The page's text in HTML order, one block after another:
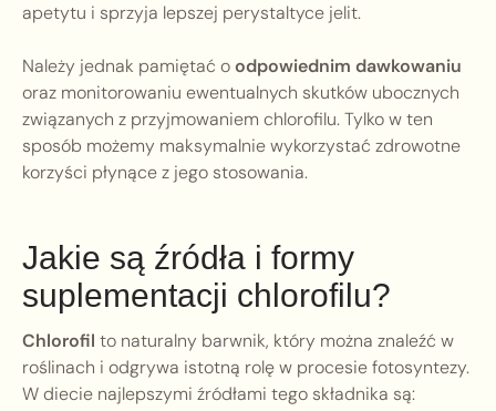
apetytu i sprzyja lepszej perystaltyce jelit.
Należy jednak pamiętać oodpowiednim dawkowaniu
oraz monitorowaniu ewentualnych skutków ubocznych
związanych z przyjmowaniem chlorofilu. Tylko w ten
sposób możemy maksymalnie wykorzystać zdrowotne
korzyści płynące z jego stosowania.
Jakie są źródła i formy
suplementacji chlorofilu?
Chlorofil to naturalny barwnik, który można znaleźć w
roślinach i odgrywa istotną rolę w procesie fotosyntezy.
W diecie najlepszymi źródłami tego składnika są: